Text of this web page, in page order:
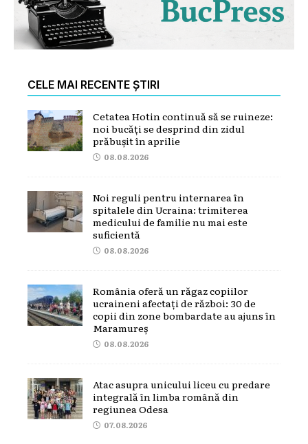
CELE MAI RECENTE ȘTIRI
Cetatea Hotin continuă să se ruineze:
noi bucăți se desprind din zidul
prăbușit în aprilie
08.08.2026
Noi reguli pentru internarea în
spitalele din Ucraina: trimiterea
medicului de familie nu mai este
suficientă
08.08.2026
România oferă un răgaz copiilor
ucraineni afectați de război: 30 de
copii din zone bombardate au ajuns în
Maramureș
08.08.2026
Atac asupra unicului liceu cu predare
integrală în limba română din
regiunea Odesa
07.08.2026